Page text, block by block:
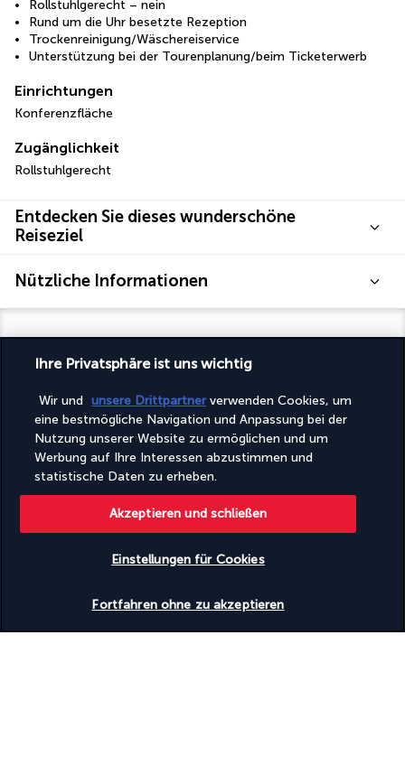
Rollstuhlgerecht – nein
Rund um die Uhr besetzte Rezeption
Trockenreinigung/Wäschereiservice
Unterstützung bei der Tourenplanung/beim Ticketerwerb
Einrichtungen
Konferenzfläche
Zugänglichkeit
Rollstuhlgerecht
Entdecken Sie dieses wunderschöne
Reiseziel
Nützliche Informationen
Turkish Airlines Holidays
Bewertet4,2/ 5
Basierend auf953Meinungen
Unsere Experten stehen Ihnen zur Seite
Ihre Privatsphäre ist uns wichtig
Wir und unsere Drittpartnerverwenden Cookies, um
eine bestmögliche Navigation und Anpassung bei der
Nutzung unserer Website zu ermöglichen und um
Werbung auf Ihre Interessen abzustimmen und
statistische Daten zu erheben.
Einstellungen für Cookies
Fortfahren ohne zu akzeptieren
Akzeptieren und schließen